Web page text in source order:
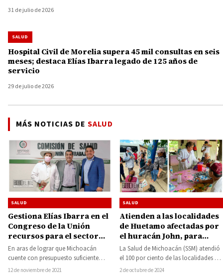
31 de julio de 2026
SALUD
Hospital Civil de Morelia supera 45 mil consultas en seis
meses; destaca Elías Ibarra legado de 125 años de
servicio
29 de julio de 2026
MÁS NOTICIAS DE SALUD
SALUD
Gestiona Elías Ibarra en el
Congreso de la Unión
recursos para el sector
salud de Michoacán
En aras de lograr que Michoacán
cuente con presupuesto suficiente
para atender las necesidades de la
12 de noviembre de 2021
SALUD
Atienden a las localidades
de Huetamo afectadas por
el huracán John, para
garantizar la salud y el
bienestar de la población
damnificada
La Salud de Michoacán (SSM) atendió
el 100 por ciento de las localidades del
municipio de Huetamo, afectadas…
2 de octubre de 2024